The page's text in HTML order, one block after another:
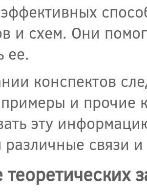
и схем. Они
ее.
конспектов
и прочие
эту
различные связи